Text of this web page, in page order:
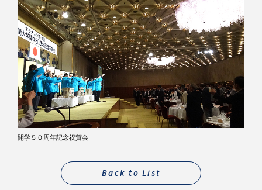
開学５０周年記念祝賀会
Back to List